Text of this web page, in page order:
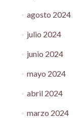
agosto 2024
julio 2024
junio 2024
mayo 2024
abril 2024
marzo 2024